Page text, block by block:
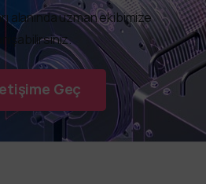
alanında uzman ekibimize
Geç